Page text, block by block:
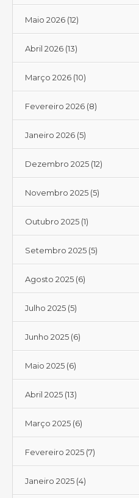
Maio 2026 (12)
Abril 2026 (13)
Março 2026 (10)
Fevereiro 2026 (8)
Janeiro 2026 (5)
Dezembro 2025 (12)
Novembro 2025 (5)
Outubro 2025 (1)
Setembro 2025 (5)
Agosto 2025 (6)
Julho 2025 (5)
Junho 2025 (6)
Maio 2025 (6)
Abril 2025 (13)
Março 2025 (6)
Fevereiro 2025 (7)
Janeiro 2025 (4)